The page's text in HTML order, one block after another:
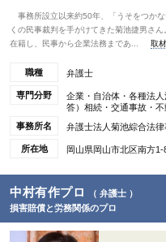
事務所設立以来約50年、「うそをつか
くの民事裁判を手がけてきた菊池捷男さ
在籍し、民事から企業法務まであ...
取
職種 弁護士
専門分野
企業・自治体・各種法
答）相続・交通事故・不
事務所名
弁護士法人菊池綜合法
所在地 岡山県岡山市北区南方1-
中村有作プロ
（ 弁護士 ）
損害賠償と労務関係のプロ